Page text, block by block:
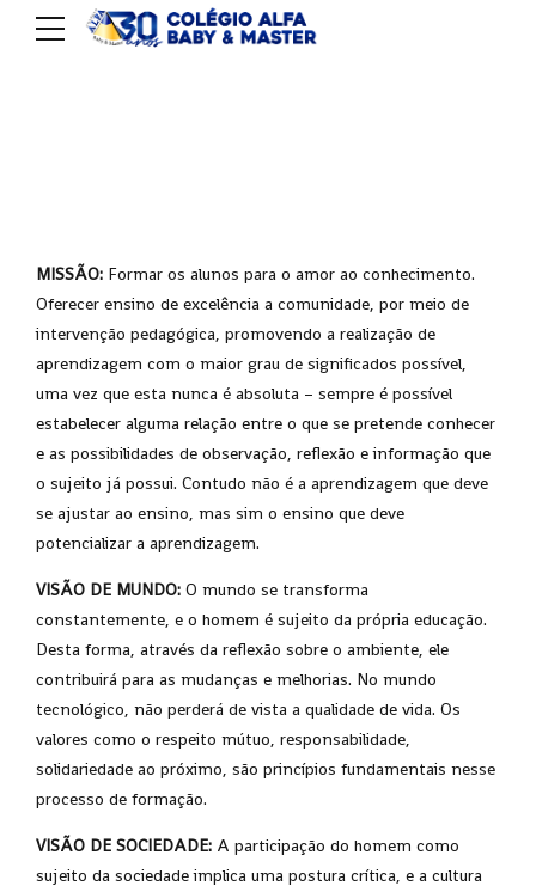
MISSÃO: Formar os alunos para o amor ao conhecimento.
Oferecer ensino de excelência a comunidade, por meio de
intervenção pedagógica, promovendo a realização de
aprendizagem com o maior grau de significados possível,
uma vez que esta nunca é absoluta – sempre é possível
estabelecer alguma relação entre o que se pretende conhecer
e as possibilidades de observação, reflexão e informação que
o sujeito já possui. Contudo não é a aprendizagem que deve
se ajustar ao ensino, mas sim o ensino que deve
potencializar a aprendizagem.
VISÃO DE MUNDO: O mundo se transforma
constantemente, e o homem é sujeito da própria educação.
Desta forma, através da reflexão sobre o ambiente, ele
contribuirá para as mudanças e melhorias. No mundo
tecnológico, não perderá de vista a qualidade de vida. Os
valores como o respeito mútuo, responsabilidade,
solidariedade ao próximo, são princípios fundamentais nesse
processo de formação.
VISÃO DE SOCIEDADE: A participação do homem como
sujeito da sociedade implica uma postura crítica, e a cultura